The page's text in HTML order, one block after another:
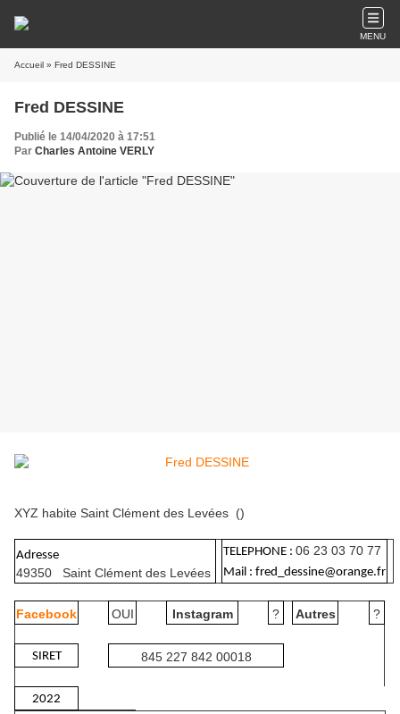
MENU
Accueil » Fred DESSINE
Fred DESSINE
Publié le 14/04/2020 à 17:51
Par Charles Antoine VERLY
XYZ habite Saint Clément des Levées ()
Adresse
49350 Saint Clément des Levées
TELEPHONE : 06 23 03 70 77
Mail : fred_dessine@orange.fr
Facebook OUI Instagram ? Autres ?
SIRET 845 227 842 00018
2022